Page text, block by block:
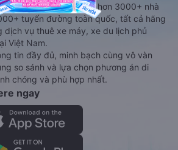
vé đa phương tiện với hơn 3000+ nhà
tuyến đường toàn quốc, tất cả hãng
dịch vụ thuê xe máy, xe du lịch phủ
Việt Nam.
tin đầy đủ, minh bạch cùng vô vàn
so sánh và lựa chọn phương án di
chóng và phù hợp nhất.
ngay